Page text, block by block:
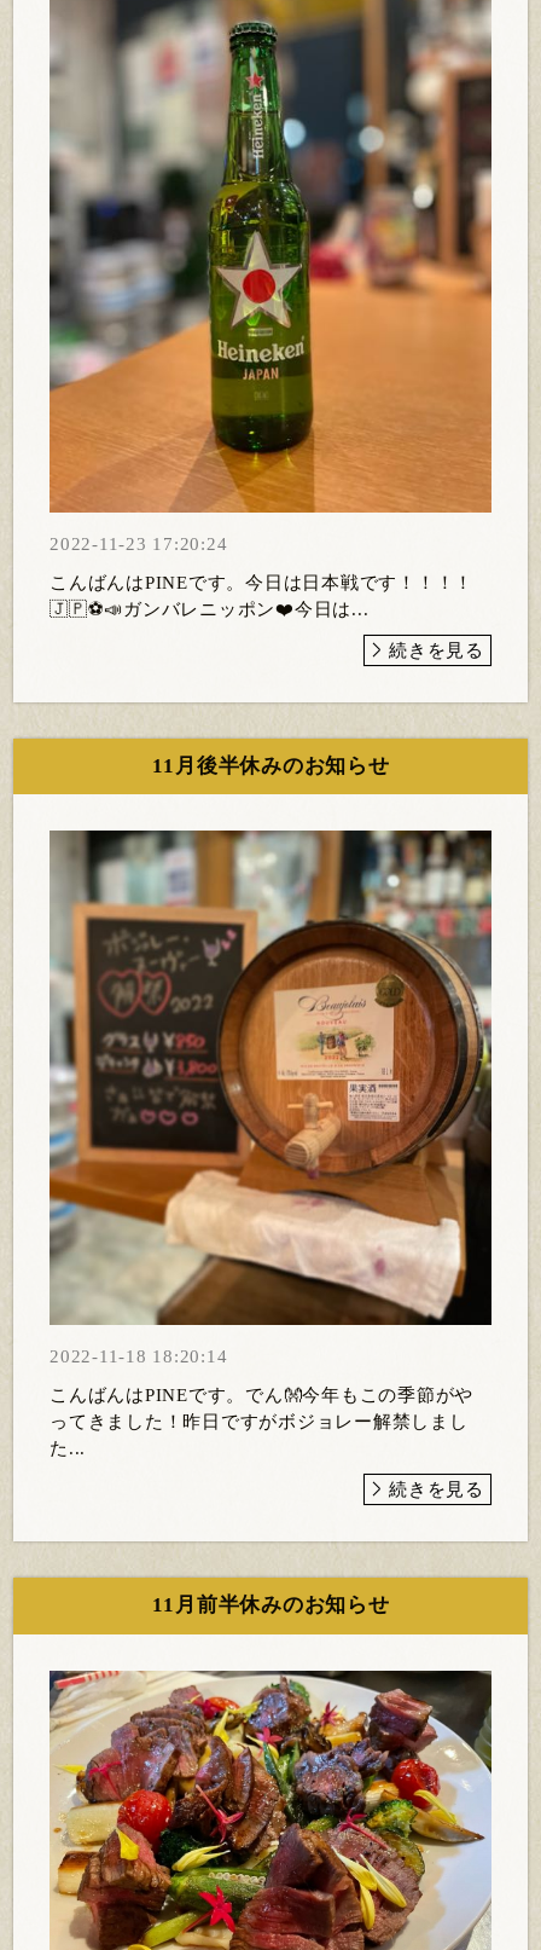
2022-11-23 17:20:24
こんばんはPINEです。今日は日本戦です！！！！
🇯🇵⚽️📣ガンバレニッポン❤️今日は...
続きを見る
11月後半休みのお知らせ
2022-11-18 18:20:14
こんばんはPINEです。でん👐今年もこの季節がや
ってきました！昨日ですがボジョレー解禁しまし
た...
続きを見る
11月前半休みのお知らせ